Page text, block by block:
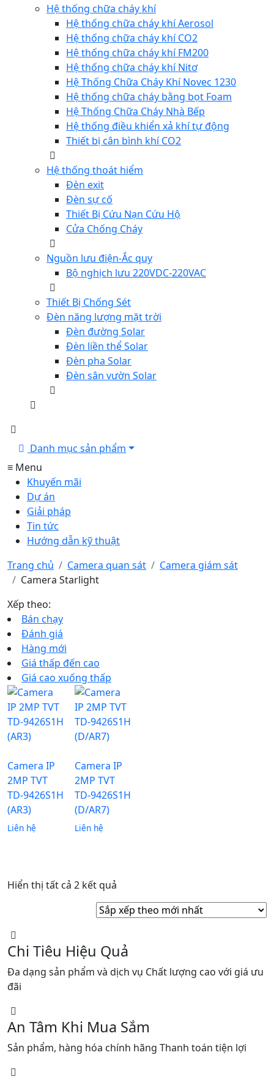
Hệ thống chữa cháy khí
Hệ thống chữa cháy khí Aerosol
Hệ thống chữa cháy khí CO2
Hệ thống chữa cháy khí FM200
Hệ thống chữa cháy khí Nitơ
Hệ Thống Chữa Cháy Khí Novec 1230
Hệ thống chữa cháy bằng bọt Foam
Hệ Thống Chữa Cháy Nhà Bếp
Hệ thống điều khiển xả khí tự động
Thiết bị cân bình khí CO2
Hệ thống thoát hiểm
Đèn exit
Đèn sự cố
Thiết Bị Cứu Nạn Cứu Hộ
Cửa Chống Cháy
Nguồn lưu điện-Ắc quy
Bộ nghịch lưu 220VDC-220VAC
Thiết Bị Chống Sét
Đèn năng lượng mặt trời
Đèn đường Solar
Đèn liền thể Solar
Đèn pha Solar
Đèn sân vườn Solar
Danh mục sản phẩm
≡ Menu
Khuyến mãi
Dự án
Giải pháp
Tin tức
Hướng dẫn kỹ thuật
Trang chủ
Camera quan sát
Camera giám sát
Camera Starlight
Xếp theo:
Bán chạy
Đánh giá
Hàng mới
Giá thấp đến cao
Giá cao xuống thấp
Camera IP
2MP TVT
TD-9426S1H
(AR3)
Liên hệ
Camera IP
2MP TVT
TD-9426S1H
(D/AR7)
Liên hệ
Hiển thị tất cả 2 kết quả
sắp
xếp
mới
nhất
Chi Tiêu Hiệu Quả
Đa dạng sản phẩm và dịch vụ Chất lượng cao với giá ưu
đãi
An Tâm Khi Mua Sắm
Sản phẩm, hàng hóa chính hãng Thanh toán tiện lợi